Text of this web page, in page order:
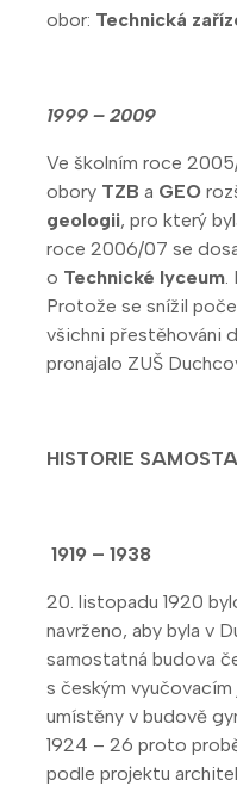
obor: Technická
1999 – 2009
Ve školním roce
obory TZB a GEO
geologii, pro který
roce 2006/07 se
o Technické lyceum.
Protože se snížil
všichni přestěhováni
pronajalo ZUŠ
HISTORIE
1919 – 1938
20. listopadu 1920
navrženo, aby byla v
samostatná budova
s českým
umístěny v budově
1924 – 26 proto
podle projektu